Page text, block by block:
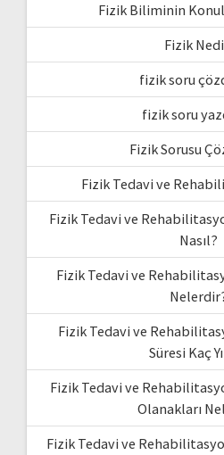
Fizik Biliminin
Fizik
fizik soru
fizik soru
Fizik Sorusu
Fizik Tedavi ve
Fizik Tedavi ve
Nasıl?
Fizik Tedavi ve
Fizik Tedavi ve
Süresi Kaç
Fizik Tedavi ve
Olanakları
Fizik Tedavi ve